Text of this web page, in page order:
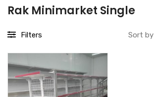
Rak Minimarket Single
Filters Sort by